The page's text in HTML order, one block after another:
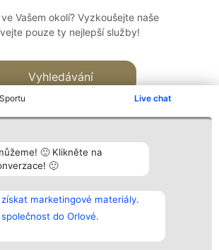
Live chat
🙂 Klikněte na
🙂
marketingové materiály.
do Orlové.
Vašem okolí? Vyzkoušejte naše
pouze ty nejlepší služby!
Vyhledávání
o.
Vítězové
Seznam všech
laureátů
Zásady
Zásady
Kontakt